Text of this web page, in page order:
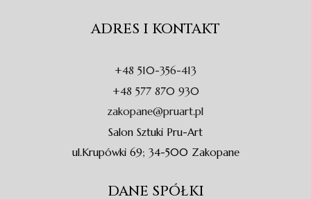
e
b
o
k
-
f
t
a
r
a
m
e
l
p
e
n
e
a
l
t
ADRES I KONTAKT
+48 510-356-413
+48 577 870 930
zakopane@pruart.pl
Salon Sztuki Pru-Art
ul.Krupówki 69; 34-500 Zakopane
DANE SPÓŁKI